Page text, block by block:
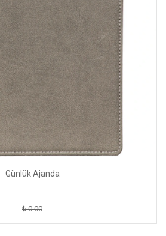
Günlük Ajanda
₺ 0.00